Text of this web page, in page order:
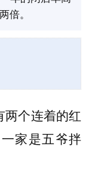
倍。
两个连着的红
家是五爷拌